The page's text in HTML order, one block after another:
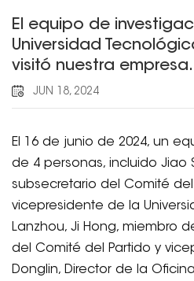
El equipo de
Universidad
visitó nuestra empresa.
JUN 18, 2024
El 16 de junio de 2024, un
de 4 personas, incluido Jiao
subsecretario del Comité del
vicepresidente de la
Lanzhou, Ji Hong, miembro
del Comité del Partido y
Donglin, Director de la